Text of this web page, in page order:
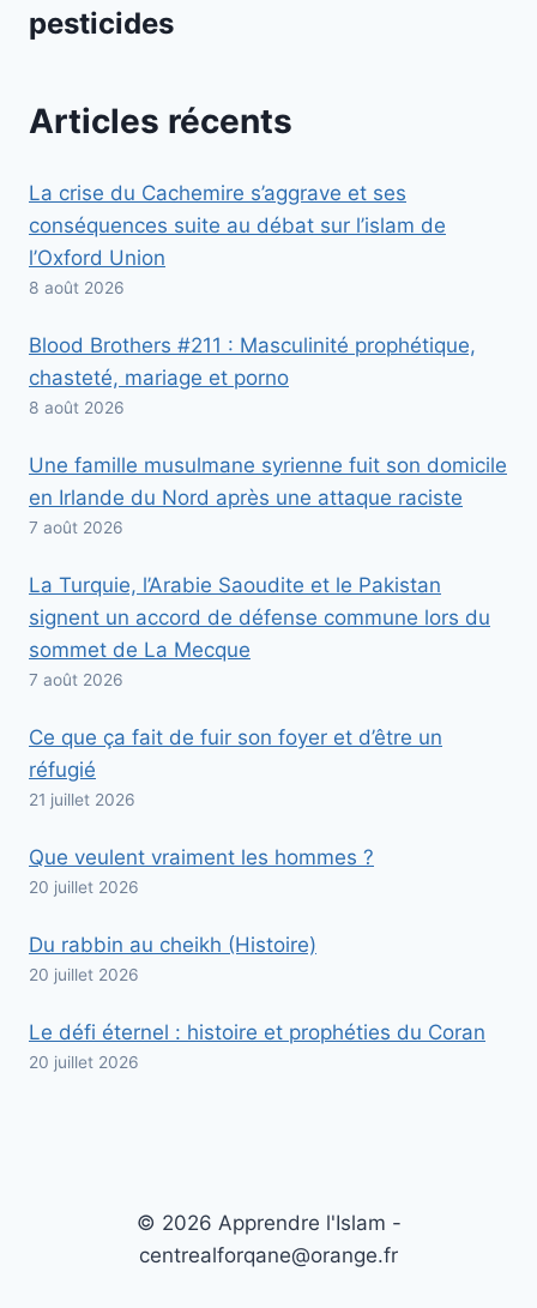
pesticides
Articles récents
La crise du Cachemire s’aggrave et ses
conséquences suite au débat sur l’islam de
l’Oxford Union
8 août 2026
Blood Brothers #211 : Masculinité prophétique,
chasteté, mariage et porno
8 août 2026
Une famille musulmane syrienne fuit son domicile
en Irlande du Nord après une attaque raciste
7 août 2026
La Turquie, l’Arabie Saoudite et le Pakistan
signent un accord de défense commune lors du
sommet de La Mecque
7 août 2026
Ce que ça fait de fuir son foyer et d’être un
réfugié
21 juillet 2026
Que veulent vraiment les hommes ?
20 juillet 2026
Du rabbin au cheikh (Histoire)
20 juillet 2026
Le défi éternel : histoire et prophéties du Coran
20 juillet 2026
© 2026 Apprendre l'Islam -
centrealforqane@orange.fr